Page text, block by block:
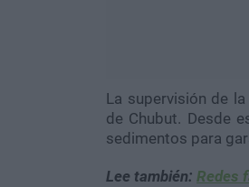
La supervisión de
de Chubut. Desde
sedimentos para
Lee también: Redes